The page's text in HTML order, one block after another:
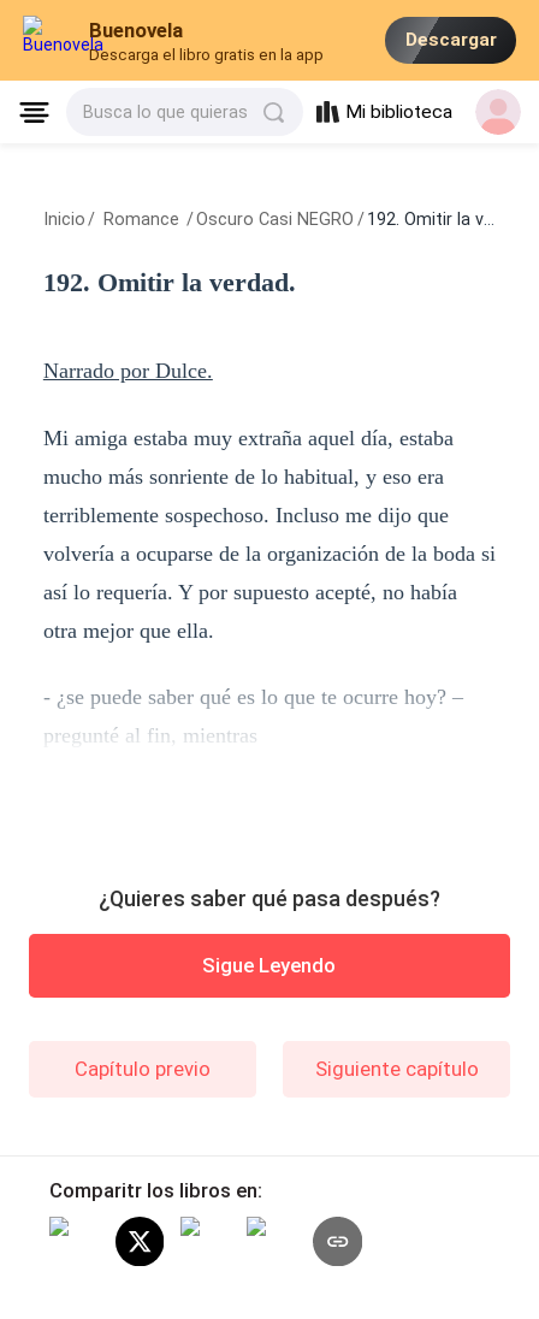
Buenovela
Descarga el libro gratis en la app
Descargar
Busca lo que quieras Mi biblioteca
Inicio / Romance /Oscuro Casi NEGRO / 192. Omitir la verdad.
192. Omitir la verdad.
Narrado por Dulce.
Mi amiga estaba muy extraña aquel día, estaba
mucho más sonriente de lo habitual, y eso era
terriblemente sospechoso. Incluso me dijo que
volvería a ocuparse de la organización de la boda si
así lo requería. Y por supuesto acepté, no había
otra mejor que ella.
- ¿se puede saber qué es lo que te ocurre hoy? –
pregunté al fin, mientras
¿Quieres saber qué pasa después?
Sigue Leyendo
Capítulo previo Siguiente capítulo
Comparitr los libros en: